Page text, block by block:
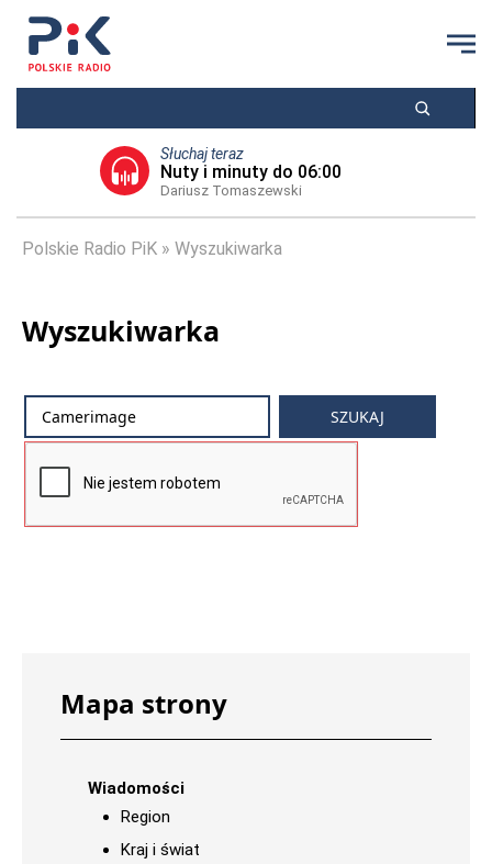
Słuchaj teraz
Nuty i minuty do 06:00
Dariusz Tomaszewski
Polskie Radio PiK Wyszukiwarka
Wyszukiwarka
Mapa strony
Wiadomości
Region
Kraj i świat